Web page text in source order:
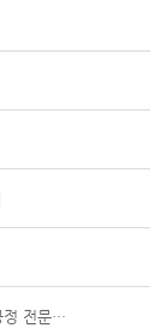
[정부 교육비전액지원+기업연수] 4차산업핵심 반도체공정 전문가 양성과정